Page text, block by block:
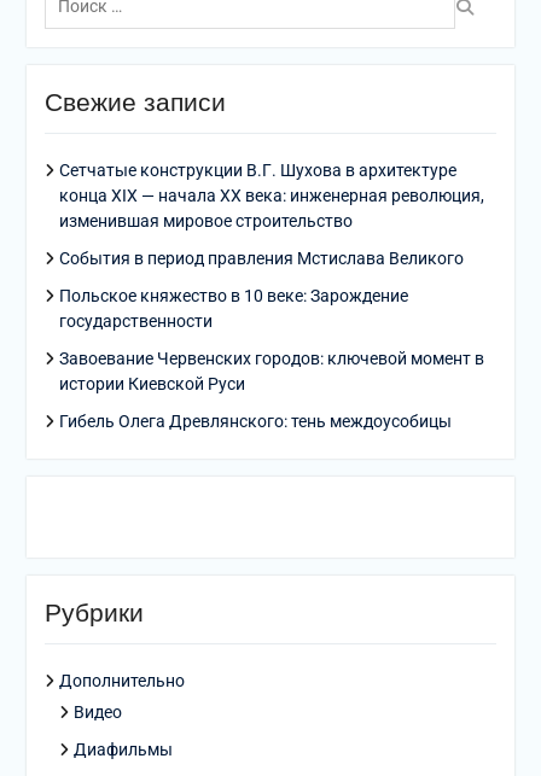
по:
Свежие записи
Сетчатые конструкции В.Г. Шухова в архитектуре
конца XIX — начала XX века: инженерная революция,
изменившая мировое строительство
События в период правления Мстислава Великого
Польское княжество в 10 веке: Зарождение
государственности
Завоевание Червенских городов: ключевой момент в
истории Киевской Руси
Гибель Олега Древлянского: тень междоусобицы
Рубрики
Дополнительно
Видео
Диафильмы